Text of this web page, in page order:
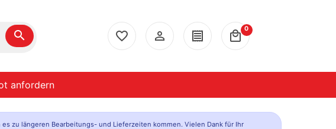
search favorite_border person_outline receipt local_mall
0
anfordern
zu längeren Bearbeitungs- und Lieferzeiten kommen. Vielen Dank für Ihr